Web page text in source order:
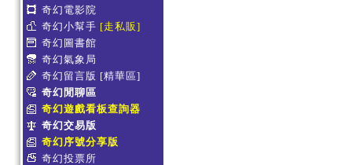
奇幻電影院
奇幻小幫手 [走私販]
奇幻圖書館
奇幻氣象局
奇幻留言版 [精華區]
奇幻閒聊區
奇幻遊戲看板查詢器
奇幻交易版
奇幻序號分享版
奇幻投票所